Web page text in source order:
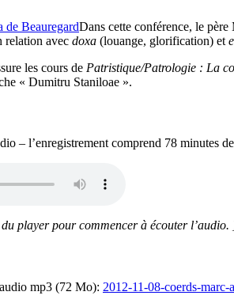
Dans cette conférence, le
relation avec doxa (louange, glorification) et
les cours de Patristique/Patrologie : La
« Dumitru Staniloae ».
– l’enregistrement comprend 78 minutes
player pour commencer à écouter l’audio.
mp3 (72 Mo): 2012-11-08-coerds-